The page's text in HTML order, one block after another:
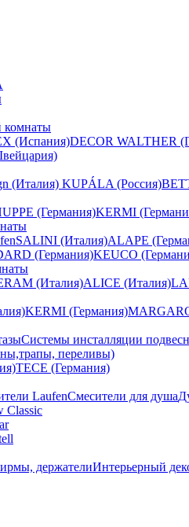
комнаты
(Испания)DECOR WALTHER
(Италия) KUPÁLA (Россия)
(Германия)KERMI
SALINI (Италия)ALAPE
(Германия)KEUCO
(Италия)ALICE (Италия)
KERMI (Германия)
Системы инсталляции
переливы)
TECE (Германия)
LaufenСмесители для душа
Classic
держателиИнтерьерный